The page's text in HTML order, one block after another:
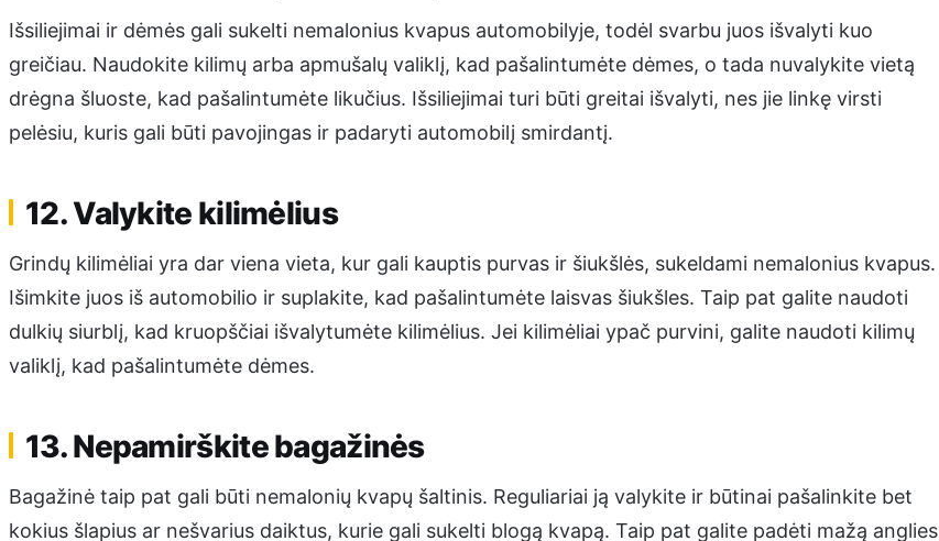
Išsiliejimai ir dėmės gali sukelti nemalonius kvapus automobilyje, todėl svarbu juos išvalyti kuo
greičiau. Naudokite kilimų arba apmušalų valiklį, kad pašalintumėte dėmes, o tada nuvalykite vietą
drėgna šluoste, kad pašalintumėte likučius. Išsiliejimai turi būti greitai išvalyti, nes jie linkę virsti
pelėsiu, kuris gali būti pavojingas ir padaryti automobilį smirdantį.
12. Valykite kilimėlius
Grindų kilimėliai yra dar viena vieta, kur gali kauptis purvas ir šiukšlės, sukeldami nemalonius kvapus.
Išimkite juos iš automobilio ir suplakite, kad pašalintumėte laisvas šiukšles. Taip pat galite naudoti
dulkių siurblį, kad kruopščiai išvalytumėte kilimėlius. Jei kilimėliai ypač purvini, galite naudoti kilimų
valiklį, kad pašalintumėte dėmes.
13. Nepamirškite bagažinės
Bagažinė taip pat gali būti nemalonių kvapų šaltinis. Reguliariai ją valykite ir būtinai pašalinkite bet
kokius šlapius ar nešvarius daiktus, kurie gali sukelti blogą kvapą. Taip pat galite padėti mažą anglies